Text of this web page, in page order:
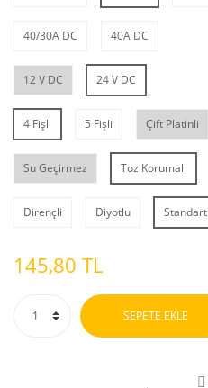
40/30A DC 40A DC
12 V DC 24 V DC
4 Fişli 5 Fişli Çift Platinli
Su Geçirmez Toz Korumalı
Dirençli Diyotlu Standart
145,80 TL
SEPETE EKLE